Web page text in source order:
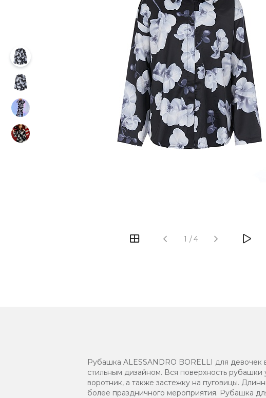
1 /4
Рубашка ALESSANDRO BORELLI для девочек
стильным дизайном. Вся поверхность
воротник, а также застежку на пуговицы.
более праздничного мероприятия. Рубашка